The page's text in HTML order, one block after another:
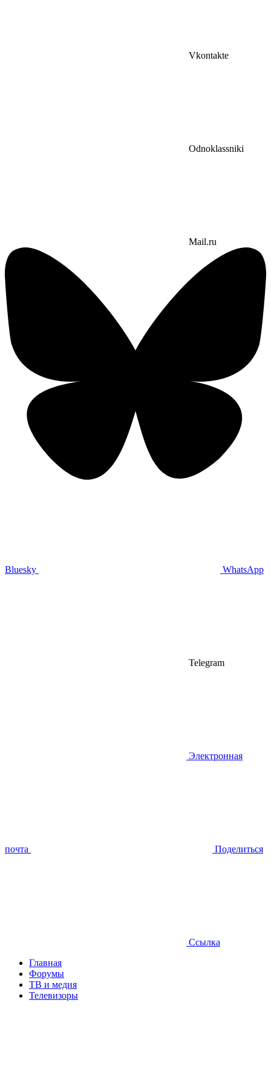
Vkontakte
Odnoklassniki
Mail.ru
Bluesky WhatsApp
Telegram
Электронная
почта Поделиться
Ссылка
Главная
Форумы
ТВ и медия
Телевизоры